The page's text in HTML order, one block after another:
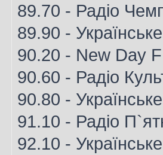
89.70 - Радіо
89.90 -
90.20 - New Day
90.60 - Радіо
90.80 -
91.10 - Радіо
92.10 -